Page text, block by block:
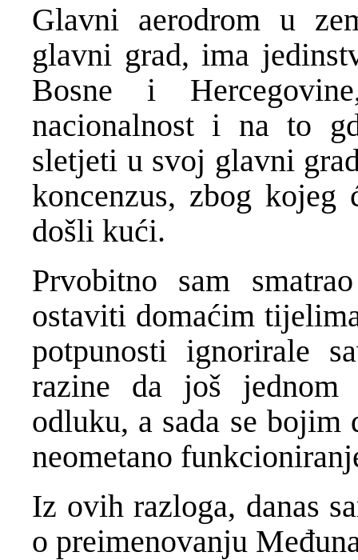
Glavni aerodrom u
glavni grad, ima
Bosne i
nacionalnost i na to
sletjeti u svoj glavni
koncenzus, zbog
došli kući.
Prvobitno sam
ostaviti domaćim
potpunosti ignorirale
razine da još jednom
odluku, a sada se
neometano
Iz ovih razloga, danas
o preimenovanju